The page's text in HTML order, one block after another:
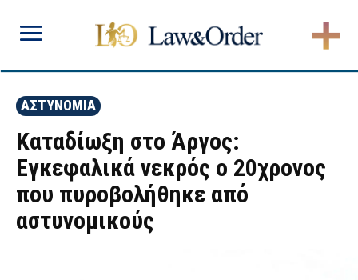
ΑΣΤΥΝΟΜΙΑ
Καταδίωξη στο Άργος:
Εγκεφαλικά νεκρός ο 20χρονος
που πυροβολήθηκε από
αστυνομικούς